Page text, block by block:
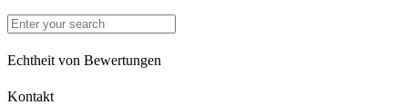
Echtheit von Bewertungen
Kontakt